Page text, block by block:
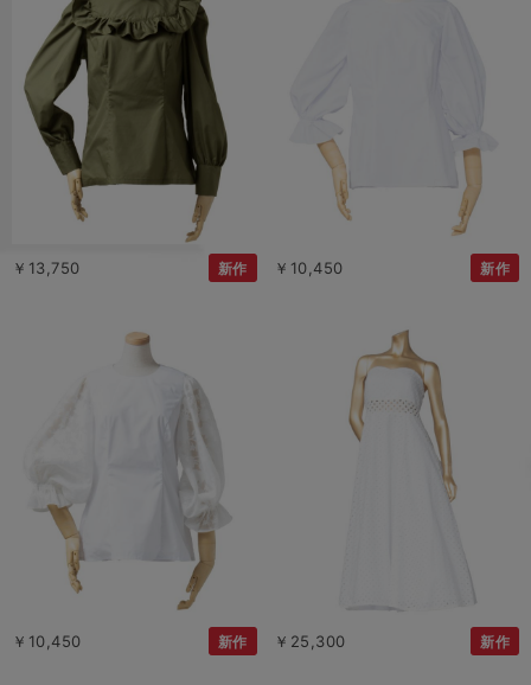
￥13,750 新作 ￥10,450 新作
￥10,450 新作 ￥25,300 新作